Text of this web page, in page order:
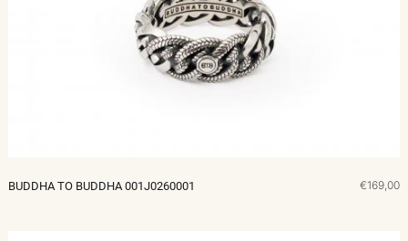
BUDDHA TO BUDDHA 001J0260001 €169,00